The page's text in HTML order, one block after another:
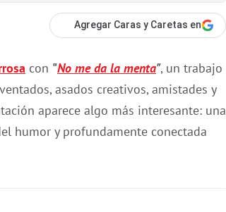
Agregar Caras y Caretas en
con "No me da la menta", un trabajo
asados creativos, amistades y
aparece algo más interesante: una
humor y profundamente conectada